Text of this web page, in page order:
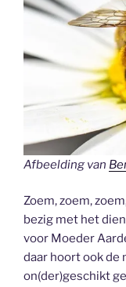
Afbeelding van
Zoem, zoem,
bezig met het
voor Moeder
daar hoort ook de
on(der)geschikt